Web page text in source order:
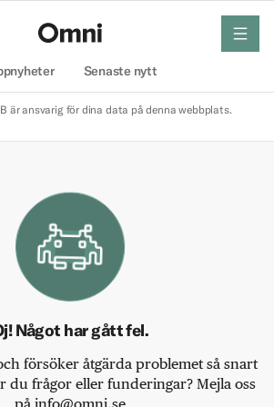
Senaste nytt
meny
är ansvarig för dina data på denna webbplats.
Något har gått fel.
försöker åtgärda problemet så snart
du frågor eller funderingar? Mejla oss